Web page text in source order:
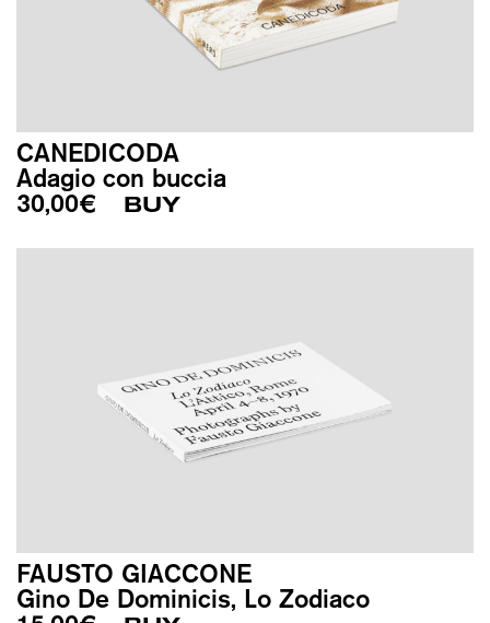
CANEDICODA
Adagio con buccia
30,00€ BUY
FAUSTO GIACCONE
Gino De Dominicis, Lo Zodiaco